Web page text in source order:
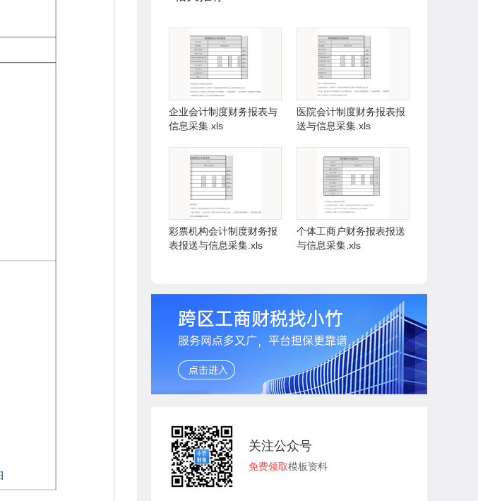
企业会计制度财务报表与
信息采集.xls
医院会计制度财务报表报
送与信息采集.xls
彩票机构会计制度财务报
表报送与信息采集.xls
个体工商户财务报表报送
与信息采集.xls
关注公众号
免费领取模板资料